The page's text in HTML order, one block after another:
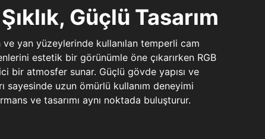
Güçlü Tasarım
ve yan yüzeylerinde kullanılan temperli cam
estetik bir görünümle öne çıkarırken RGB
bir atmosfer sunar. Güçlü gövde yapısı ve
sayesinde uzun ömürlü kullanım deneyimi
ve tasarımı aynı noktada buluşturur.